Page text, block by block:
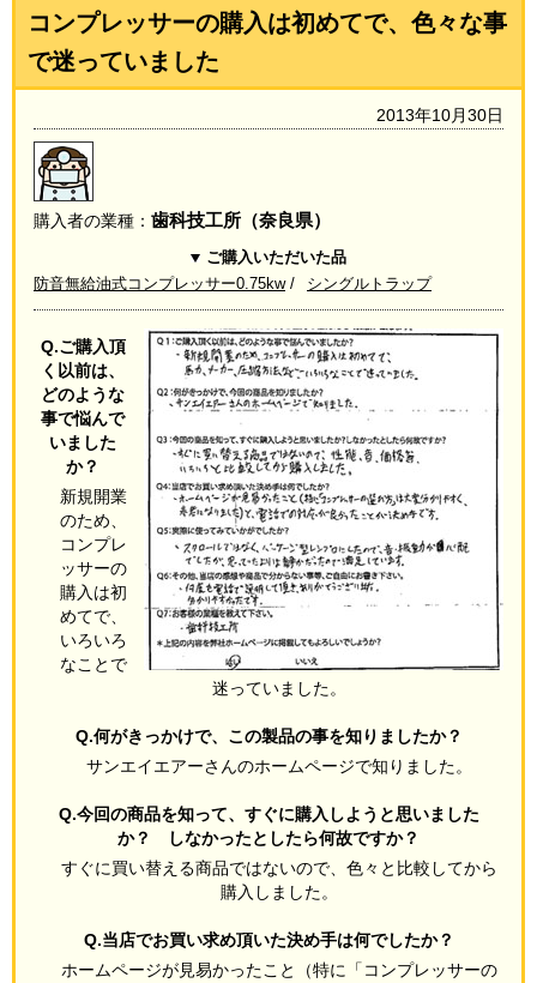
コンプレッサーの購入は初めてで、色々な事
で迷っていました
2013年10月30日
購入者の業種： 歯科技工所（奈良県）
ご購入いただいた品
防音無給油式コンプレッサー0.75kw
シングルトラップ
Q.ご購入頂
く以前は、
どのような
事で悩んで
いました
か？
新規開業
のため、
コンプレ
ッサーの
購入は初
めてで、
いろいろ
なことで
迷っていました。
Q.何がきっかけで、この製品の事を知りましたか？
サンエイエアーさんのホームページで知りました。
Q.今回の商品を知って、すぐに購入しようと思いました
か？ しなかったとしたら何故ですか？
すぐに買い替える商品ではないので、色々と比較してから
購入しました。
Q.当店でお買い求め頂いた決め手は何でしたか？
ホームページが見易かったこと（特に「コンプレッサーの